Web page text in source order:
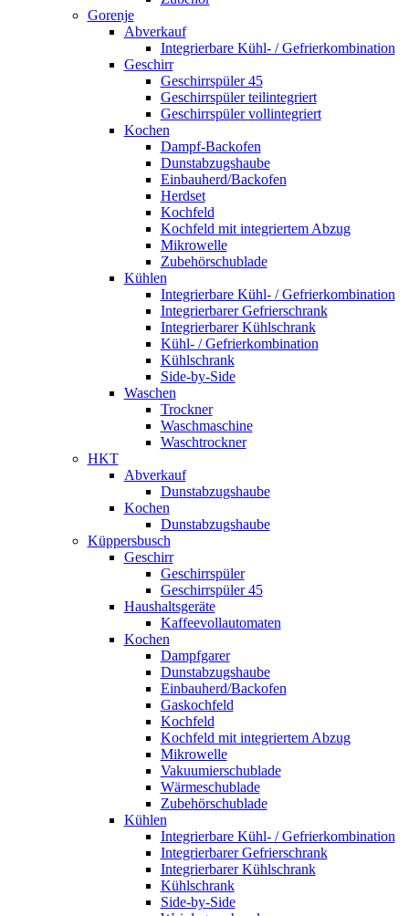
Gorenje
Abverkauf
Integrierbare Kühl- / Gefrierkombination
Geschirr
Geschirrspüler 45
Geschirrspüler teilintegriert
Geschirrspüler vollintegriert
Kochen
Dampf-Backofen
Dunstabzugshaube
Einbauherd/Backofen
Herdset
Kochfeld
Kochfeld mit integriertem Abzug
Mikrowelle
Zubehörschublade
Kühlen
Integrierbare Kühl- / Gefrierkombination
Integrierbarer Gefrierschrank
Integrierbarer Kühlschrank
Kühl- / Gefrierkombination
Kühlschrank
Side-by-Side
Waschen
Trockner
Waschmaschine
Waschtrockner
HKT
Abverkauf
Dunstabzugshaube
Kochen
Dunstabzugshaube
Küppersbusch
Geschirr
Geschirrspüler
Geschirrspüler 45
Haushaltsgeräte
Kaffeevollautomaten
Kochen
Dampfgarer
Dunstabzugshaube
Einbauherd/Backofen
Gaskochfeld
Kochfeld
Kochfeld mit integriertem Abzug
Mikrowelle
Vakuumierschublade
Wärmeschublade
Zubehörschublade
Kühlen
Integrierbare Kühl- / Gefrierkombination
Integrierbarer Gefrierschrank
Integrierbarer Kühlschrank
Kühlschrank
Side-by-Side